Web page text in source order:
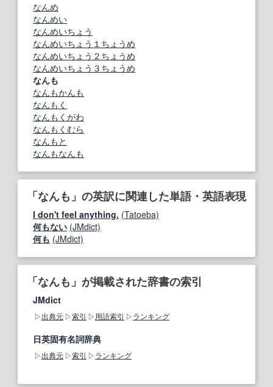
なんめ
なんめい
なんめいちょう
なんめいちょう１ちょうめ
なんめいちょう２ちょうめ
なんめいちょう３ちょうめ
なんも
なんもかんも
なんもく
なんもくがわ
なんもくむら
なんもと
なんもなんも
「なんも」の英訳に関連した単語・英語表現
I don't feel anything. (Tatoeba)
何もない (JMdict)
何も (JMdict)
「なんも」が掲載された辞書の索引
JMdict
出典元 索引 用語索引 ランキング
日英固有名詞辞典
出典元 索引 ランキング